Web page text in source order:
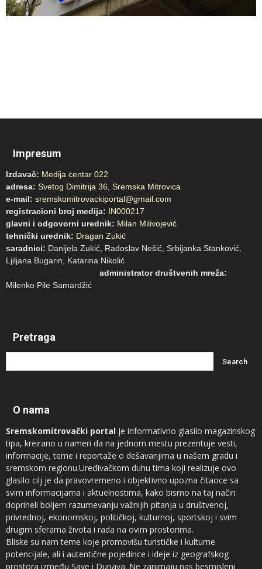
Impresum
Izdavač: Medija centar 022
adresa: Svetog Dimitrija 36, Sremska Mitrovica
e-mail: sremskomitrovackiportal@gmail.com
registracioni broj medija: IN000217
glavni i odgovorni urednik: Milan Milivojević
tehnički urednik: Dragan Zukić
saradnici: Danijela Zukić, Radoslav Nešić, Srbijanka Stanković,
Ljiljana Bugarin, Katarina Nikolić
administrator društvenih mreža:
Milenko Pile Samardžić
Pretraga
O nama
Sremskomitrovački portal je informativno glasilo magazinskog
tipa, kreirano u nameri da na jednom mestu prezentuje vesti,
informacije, teme i reportaže o dešavanjima u našem gradu i
sremskom regionu.Uređivačkom duhu tima koji realizuje ovo
glasilo cilj je da pravovremeno i objektivno upozna čitaoce sa
svim informacijama i aktuelnostima, kako bismo na taj način
doprineli boljem razumevanju važnijih pitanja u društvenoj,
privrednoj, ekonomskoj, političkoj, kulturnoj, sportskoj i svim
drugim sferama života i rada na ovim prostorima.
Bliske su nam teme koje promovišu turističke i kulturne
potencijale, ali i autentične pojedince i ideje iz geografskog
prostora između Save i Dunava. Ne zanimaju nas besmisleni